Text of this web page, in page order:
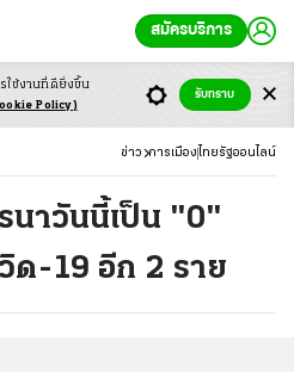
สมัครบริการ
ข่าว การเมือง ไทยรัฐออนไลน์
นาวันนี้เป็น "0"
ด-19 อีก 2 ราย
ใช้งานที่ดียิ่งขึ้น
Policy)
รับทราบ